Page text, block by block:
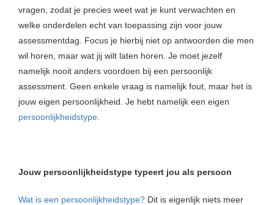
vragen, zodat je precies weet wat je kunt verwachten en
welke onderdelen echt van toepassing zijn voor jouw
assessmentdag. Focus je hierbij niet op antwoorden die men
wil horen, maar wat jij wilt laten horen. Je moet jezelf
namelijk nooit anders voordoen bij een persoonlijk
assessment. Geen enkele vraag is namelijk fout, maar het is
jouw eigen persoonlijkheid. Je hebt namelijk een eigen
persoonlijkheidstype
Jouw persoonlijkheidstype typeert jou als persoon
Wat is een persoonlijkheidstype? Dit is eigenlijk niets meer